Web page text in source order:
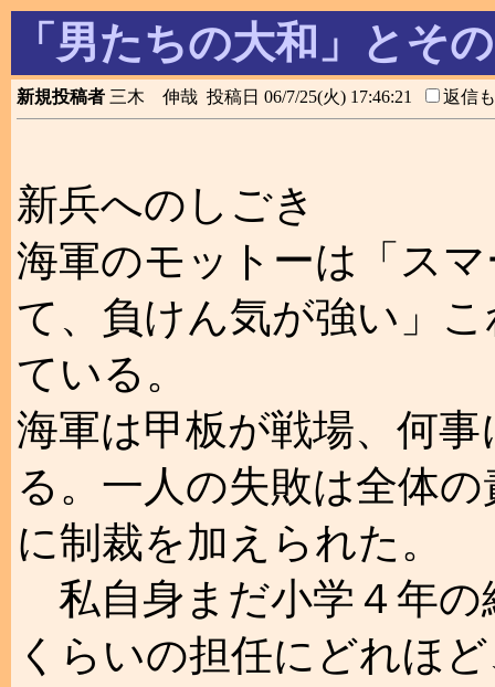
「男たちの大和」とそ
新規投稿者 三木 伸哉 投稿日 06/7/25(火) 17:46:21 返信
新兵へのしごき
海軍のモットーは「ス
て、負けん気が強い」
ている。
海軍は甲板が戦場、何
る。一人の失敗は全体
に制裁を加えられた。
私自身まだ小学４年の
くらいの担任にどれほ